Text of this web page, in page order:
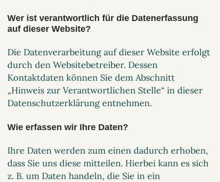
Wer ist verantwortlich für die Datenerfassung
auf dieser Website?
Die Datenverarbeitung auf dieser Website erfolgt
durch den Websitebetreiber. Dessen
Kontaktdaten können Sie dem Abschnitt
„Hinweis zur Verantwortlichen Stelle“ in dieser
Datenschutzerklärung entnehmen.
Wie erfassen wir Ihre Daten?
Ihre Daten werden zum einen dadurch erhoben,
dass Sie uns diese mitteilen. Hierbei kann es sich
z. B. um Daten handeln, die Sie in ein